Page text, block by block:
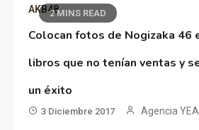
2 MINS READ
AKB48
Colocan fotos de Nogizaka 46
libros que no tenían ventas y
un éxito
3 Diciembre 2017 Agencia YEA